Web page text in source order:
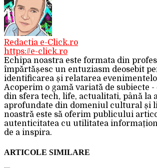
Redactia e-Click.ro
https://e-click.ro
Echipa noastra este formata din
împărtășesc un entuziasm deosebit
identificarea și relatarea
Acoperim o gamă variată de subiecte
din sfera tech, life, actualitati, până la
aprofundate din domeniul cultural și
noastră este să oferim publicului
autenticitatea cu utilitatea
de a inspira.
ARTICOLE SIMILARE